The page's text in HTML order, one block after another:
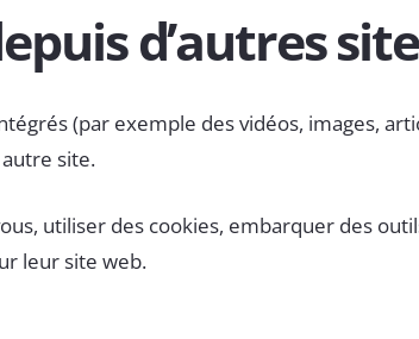
d’autres
(par exemple des vidéos, images,
site.
utiliser des cookies, embarquer des
leur site web.